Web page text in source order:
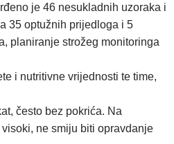
je 46 nesukladnih uzoraka i
35 optužnih prijedloga i 5
planiranje strožeg monitoringa
i nutritivne vrijednosti te time,
često bez pokrića. Na
ne smiju biti opravdanje